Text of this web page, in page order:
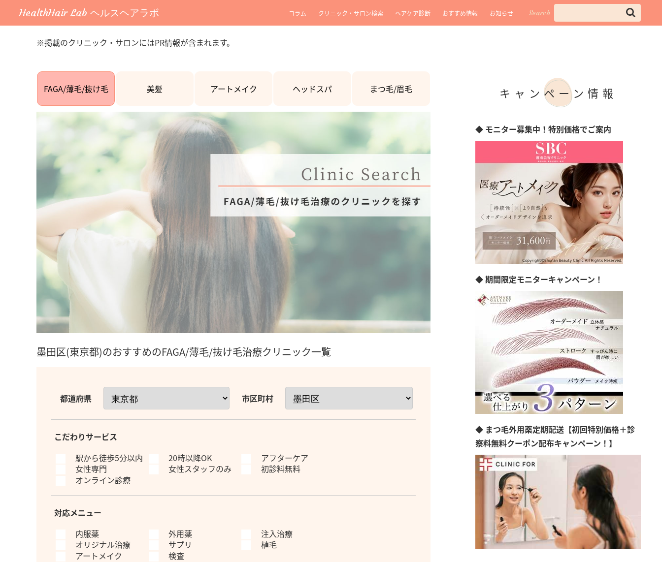
HealthHair Lab ヘルスヘアラボ コラム クリニック・サロン検索 ヘアケア診断 おすすめ情報 お知らせ Search
※掲載のクリニック・サロンにはPR情報が含まれます。
FAGA/薄毛/抜け毛 美髪 アートメイク ヘッドスパ まつ毛/眉毛
墨田区(東京都)のおすすめのFAGA/薄毛/抜け毛治療クリニック一覧
都道府県 市区町村
こだわりサービス
駅から徒歩5分以内
20時以降OK
アフターケア
女性専門
女性スタッフのみ
初診料無料
オンライン診療
対応メニュー
内服薬
外用薬
注入治療
オリジナル治療
サプリ
植毛
アートメイク
検査
キャンペーン情報
◆ モニター募集中！特別価格でご案内
◆ 期間限定モニターキャンペーン！
◆ まつ毛外用薬定期配送【初回特別価格＋診
察料無料クーポン配布キャンペーン！】